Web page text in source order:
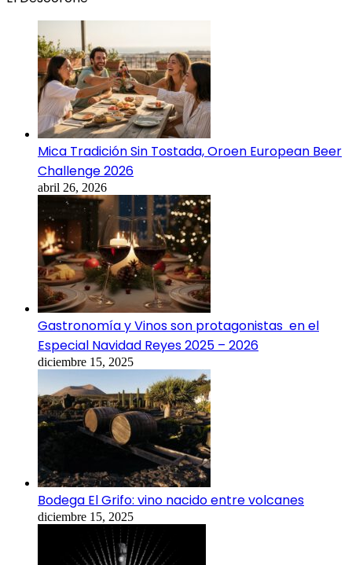
Mica Tradición Sin Tostada, Oroen European Beer
Challenge 2026
abril 26, 2026
Gastronomía y Vinos son protagonistas en el
Especial Navidad Reyes 2025 – 2026
diciembre 15, 2025
Bodega El Grifo: vino nacido entre volcanes
diciembre 15, 2025